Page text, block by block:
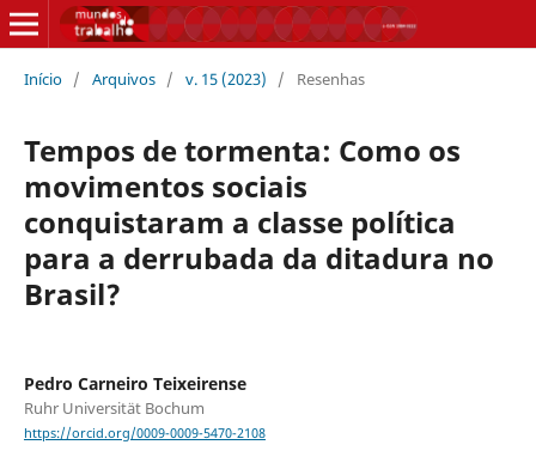
Início / Arquivos / v. 15 (2023) / Resenhas
Tempos de tormenta: Como os
movimentos sociais
conquistaram a classe política
para a derrubada da ditadura no
Brasil?
Pedro Carneiro Teixeirense
Ruhr Universität Bochum
https://orcid.org/0009-0009-5470-2108